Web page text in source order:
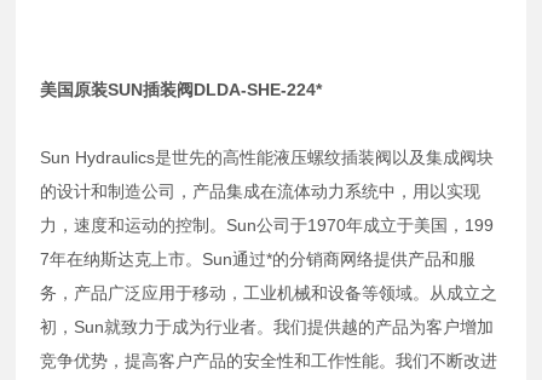
美国原装SUN插装阀DLDA-SHE-224*
Sun Hydraulics是世先的高性能液压螺纹插装阀以及集成阀块
的设计和制造公司，产品集成在流体动力系统中，用以实现
力，速度和运动的控制。Sun公司于1970年成立于美国，199
7年在纳斯达克上市。Sun通过*的分销商网络提供产品和服
务，产品广泛应用于移动，工业机械和设备等领域。从成立之
初，Sun就致力于成为行业者。我们提供越的产品为客户增加
竞争优势，提高客户产品的安全性和工作性能。我们不断改进